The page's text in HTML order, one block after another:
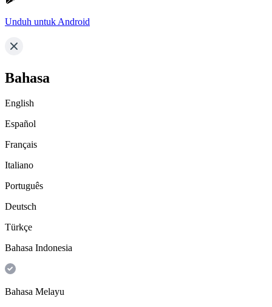
Unduh untuk Android
Bahasa
English
Español
Français
Italiano
Português
Deutsch
Türkçe
Bahasa Indonesia
Bahasa Melayu